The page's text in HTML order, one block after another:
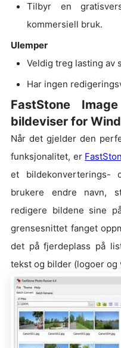
Tilbyr en
kommersiell bruk.
Ulemper
Veldig treg lasting av
Har ingen
FastStone
bildeviser for
Når det gjelder den
funksjonalitet, er
et bildekonverterings-
brukere endre navn,
redigere bildene sine
grensesnittet fanget
det på fjerdeplass på
tekst og bilder (logoer og